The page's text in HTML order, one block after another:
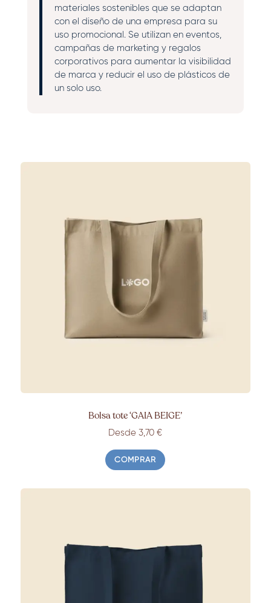
materiales sostenibles que se adaptan
con el diseño de una empresa para su
uso promocional. Se utilizan en eventos,
campañas de marketing y regalos
corporativos para aumentar la visibilidad
de marca y reducir el uso de plásticos de
un solo uso.
Bolsa tote ‘GAIA BEIGE’
Desde 3,70 €
COMPRAR